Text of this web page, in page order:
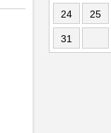
24 25
31